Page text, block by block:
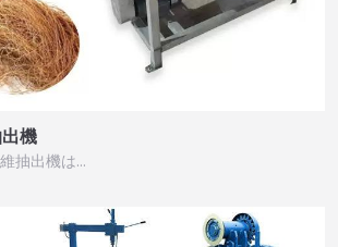
機
抽出機は…